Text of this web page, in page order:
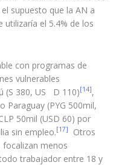
supuesto que la AN a
utilizaría el 5.4% de los
con programas de
vulnerables
(S 380, US D 110)[14],
o Paraguay (PYG 500mil,
50mil (USD 60) por
sin empleo.[17]
Otros
focalizan menos
trabajador entre 18 y